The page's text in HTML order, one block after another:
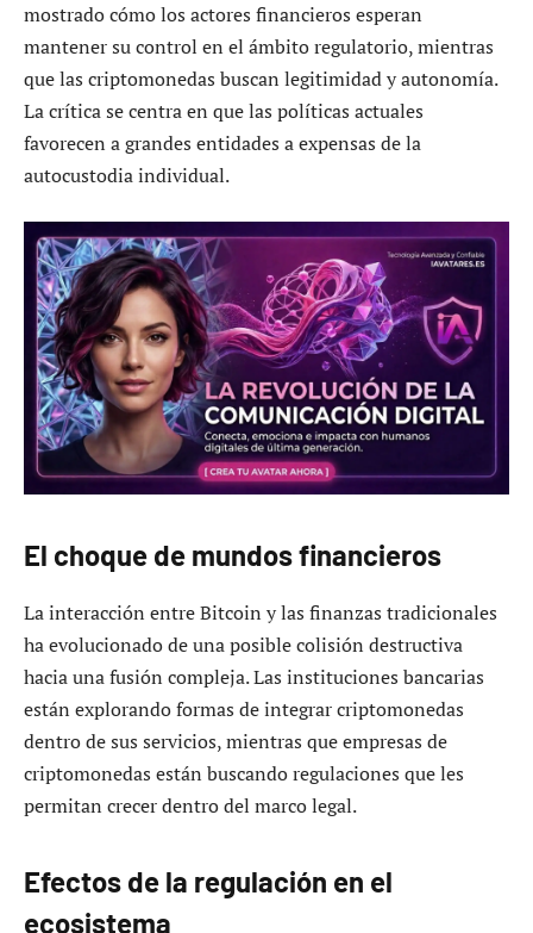
mostrado cómo los actores financieros esperan
mantener su control en el ámbito regulatorio, mientras
que las criptomonedas buscan legitimidad y autonomía.
La crítica se centra en que las políticas actuales
favorecen a grandes entidades a expensas de la
autocustodia individual.
El choque de mundos financieros
La interacción entre Bitcoin y las finanzas tradicionales
ha evolucionado de una posible colisión destructiva
hacia una fusión compleja. Las instituciones bancarias
están explorando formas de integrar criptomonedas
dentro de sus servicios, mientras que empresas de
criptomonedas están buscando regulaciones que les
permitan crecer dentro del marco legal.
Efectos de la regulación en el
ecosistema